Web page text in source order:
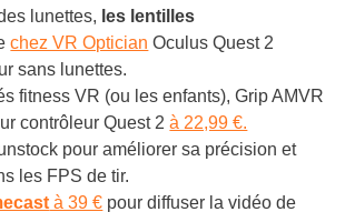
lunettes, les lentilles
chez VR Optician Oculus Quest 2
sans lunettes.
fitness VR (ou les enfants), Grip AMVR
contrôleur Quest 2à 22,99 €.
pour améliorer sa précision et
les FPS de tir.
à 39 € pour diffuser la vidéo de